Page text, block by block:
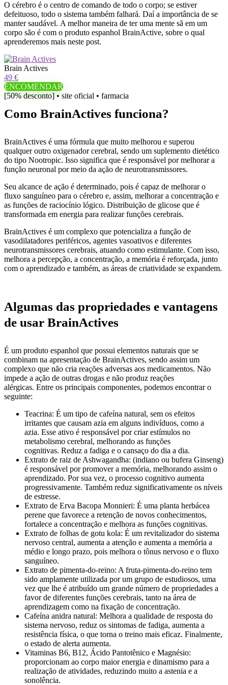
O cérebro é o centro de comando de todo o corpo; se estiver
defeituoso, todo o sistema também falhará. Daí a importância de se
manter saudável. A melhor maneira de ter uma mente sã em um
corpo são é com o produto espanhol BrainActive, sobre o qual
aprenderemos mais neste post.
Brain Actives
49 €
ENCOMENDAR
[50% desconto] • site oficial • farmacia
Como BrainActives funciona?
BrainActives é uma fórmula que muito melhorou e superou
qualquer outro oxigenador cerebral, sendo um suplemento dietético
do tipo Nootropic. Isso significa que é responsável por melhorar a
função neuronal por meio da ação de neurotransmissores.
Seu alcance de ação é determinado, pois é capaz de melhorar o
fluxo sanguíneo para o cérebro e, assim, melhorar a concentração e
as funções de raciocínio lógico. Distribuição de glicose que é
transformada em energia para realizar funções cerebrais.
BrainActives é um complexo que potencializa a função de
vasodilatadores periféricos, agentes vasoativos e diferentes
neurotransmissores cerebrais, atuando como estimulante. Com isso,
melhora a percepção, a concentração, a memória é reforçada, junto
com o aprendizado e também, as áreas de criatividade se expandem.
Algumas das propriedades e vantagens
de usar BrainActives
É um produto espanhol que possui elementos naturais que se
combinam na apresentação de BrainActives, sendo assim um
complexo que não cria reações adversas aos medicamentos. Não
impede a ação de outras drogas e não produz reações
alérgicas. Entre os principais componentes, podemos encontrar o
seguinte:
Teacrina: É um tipo de cafeína natural, sem os efeitos
irritantes que causam azia em alguns indivíduos, como a
azia. Esse ativo é responsável por criar estímulos no
metabolismo cerebral, melhorando as funções
cognitivas. Reduz a fadiga e o cansaço do dia a dia.
Extrato de raiz de Ashwagandha: (indiano ou bufera Ginseng)
é responsável por promover a memória, melhorando assim o
aprendizado. Por sua vez, o processo cognitivo aumenta
progressivamente. Também reduz significativamente os níveis
de estresse.
Extrato de Erva Bacopa Monnieri: É uma planta herbácea
perene que favorece a retenção de novos conhecimentos,
fortalece a concentração e melhora as funções cognitivas.
Extrato de folhas de gotu kola: É um revitalizador do sistema
nervoso central, aumenta a atenção e aumenta a memória a
médio e longo prazo, pois melhora o tônus ​​nervoso e o fluxo
sanguíneo.
Extrato de pimenta-do-reino: A fruta-pimenta-do-reino tem
sido amplamente utilizada por um grupo de estudiosos, uma
vez que lhe é atribuído um grande número de propriedades a
favor de diferentes funções cerebrais, tanto na área de
aprendizagem como na fixação de concentração.
Cafeína anidra natural: Melhora a qualidade de resposta do
sistema nervoso, reduz os sintomas de fadiga, aumenta a
resistência física, o que torna o treino mais eficaz. Finalmente,
o estado de alerta aumenta.
Vitaminas B6, B12, Ácido Pantotênico e Magnésio:
proporcionam ao corpo maior energia e dinamismo para a
realização de atividades, reduzindo muito a astenia e a
sonolência.